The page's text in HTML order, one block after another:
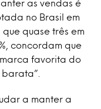
as vendas é
no Brasil em
quase três em
concordam que
marca favorita do
a manter a